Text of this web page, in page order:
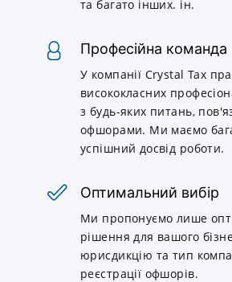
та багато інших. ін.
Професійна команда
У компанії Crystal Tax
висококласних
з будь-яких питань,
офшорами. Ми маємо
успішний досвід роботи.
Оптимальний вибір
Ми пропонуємо лише
рішення для вашого
юрисдикцію та тип
реєстрації офшорів.